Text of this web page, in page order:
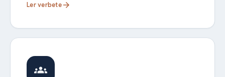
Ler verbetearrow_forward
groups